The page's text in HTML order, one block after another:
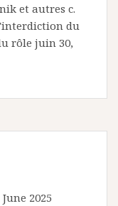
et autres c.
du
rôle juin 30,
2025